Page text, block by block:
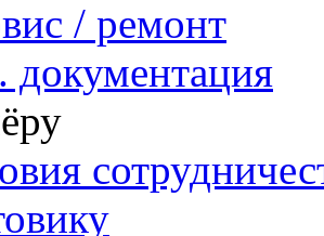
/ ремонт
документация